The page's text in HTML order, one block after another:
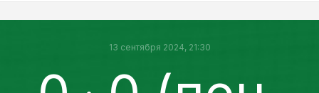
13 сентября 2024, 21:30